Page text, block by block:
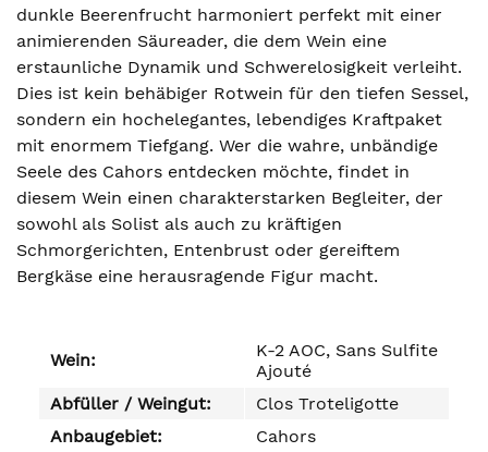
dunkle Beerenfrucht harmoniert perfekt mit einer
animierenden Säureader, die dem Wein eine
erstaunliche Dynamik und Schwerelosigkeit verleiht.
Dies ist kein behäbiger Rotwein für den tiefen Sessel,
sondern ein hochelegantes, lebendiges Kraftpaket
mit enormem Tiefgang. Wer die wahre, unbändige
Seele des Cahors entdecken möchte, findet in
diesem Wein einen charakterstarken Begleiter, der
sowohl als Solist als auch zu kräftigen
Schmorgerichten, Entenbrust oder gereiftem
Bergkäse eine herausragende Figur macht.
Wein:
K-2 AOC, Sans Sulfite
Ajouté
Abfüller / Weingut:
Clos Troteligotte
Anbaugebiet:
Cahors